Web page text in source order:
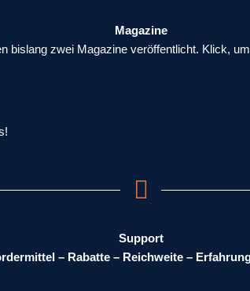
Magazine
bislang zwei Magazine veröffentlicht. Klick,
Support
– Rabatte – Reichweite –